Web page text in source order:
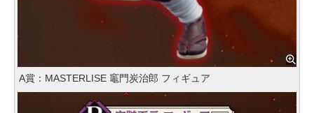
A賞：MASTERLISE 竈門炭治郎 フィギュア